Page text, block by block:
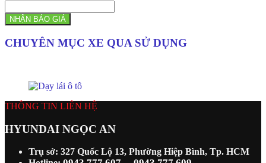
NHẬN BÁO GIÁ
CHUYÊN MỤC XE QUA SỬ DỤNG
THÔNG TIN LIÊN HỆ
HYUNDAI NGỌC AN
Trụ sở: 327 Quốc Lộ 13, Phường Hiệp Bình, Tp. HCM